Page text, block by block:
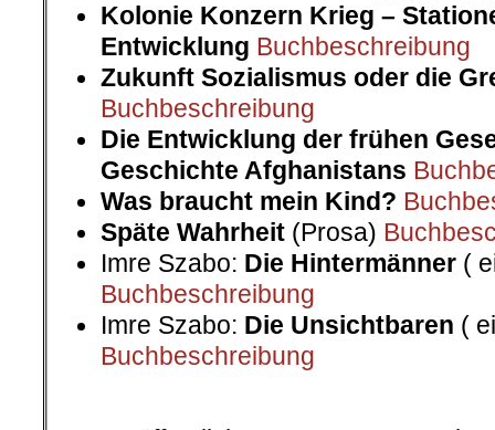
Kolonie Konzern Krieg –
Entwicklung Buchbeschreibung
Zukunft Sozialismus oder die
Buchbeschreibung
Die Entwicklung der frühen
Geschichte Afghanistans
Was braucht mein Kind?
Späte Wahrheit (Prosa)
Imre Szabo: Die Hintermänner (
Buchbeschreibung
Imre Szabo: Die Unsichtbaren (
Buchbeschreibung